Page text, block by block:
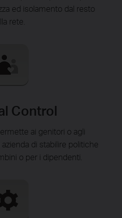
ed isolamento dal resto
rete.
Control
ai genitori o agli
di stabilire politiche
o per i dipendenti.